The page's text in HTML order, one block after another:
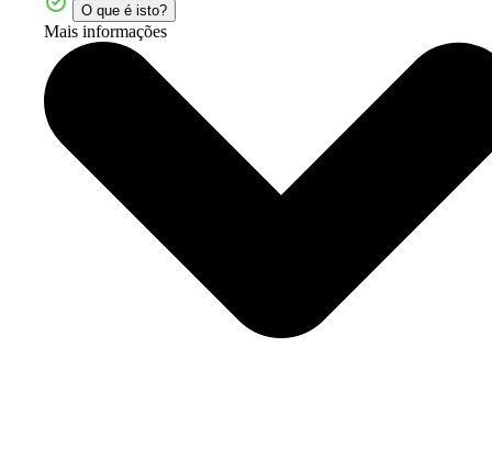
O que é isto?
Mais informações